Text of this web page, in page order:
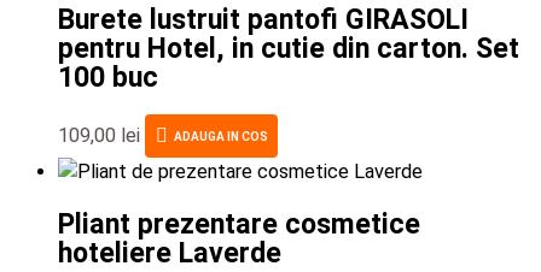
Burete lustruit pantofi GIRASOLI
pentru Hotel, in cutie din carton. Set
100 buc
109,00 lei ADAUGA IN COS
Pliant prezentare cosmetice
hoteliere Laverde